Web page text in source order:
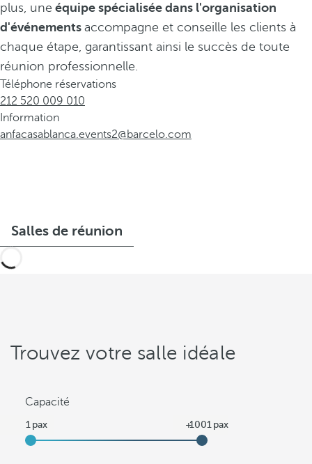
plus, une équipe spécialisée dans l'organisation
d'événements accompagne et conseille les clients à
chaque étape, garantissant ainsi le succès de toute
réunion professionnelle.
Téléphone réservations
212 520 009 010
Information
anfacasablanca.events2@barcelo.com
Salles de réunion
Trouvez votre salle idéale
Capacité